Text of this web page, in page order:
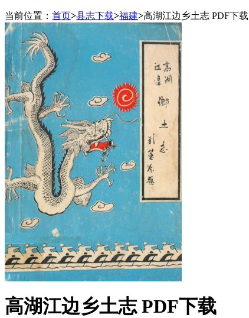
当前位置： 首页>县志下载>福建>高湖江边乡土志 PDF下载
高湖江边乡土志 PDF下载